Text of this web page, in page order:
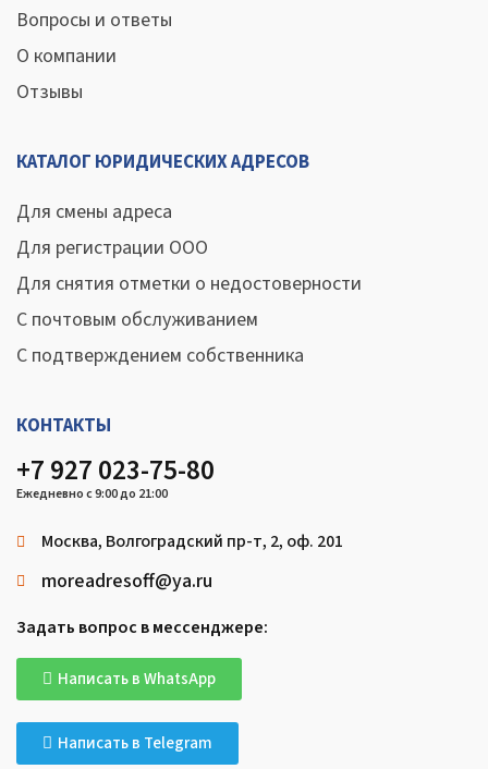
Вопросы и ответы
О компании
Отзывы
КАТАЛОГ ЮРИДИЧЕСКИХ АДРЕСОВ
Для смены адреса
Для регистрации ООО
Для снятия отметки о недостоверности
С почтовым обслуживанием
С подтверждением собственника
КОНТАКТЫ
+7 927 023-75-80
Ежедневно с 9:00 до 21:00
Москва, Волгоградский пр-т, 2, оф. 201
moreadresoff@ya.ru
Задать вопрос в мессенджере:
Написать в WhatsApp
Написать в Telegram